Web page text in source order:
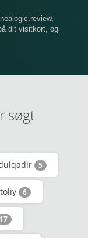
dit visitkort, og
søgt
5
6
17